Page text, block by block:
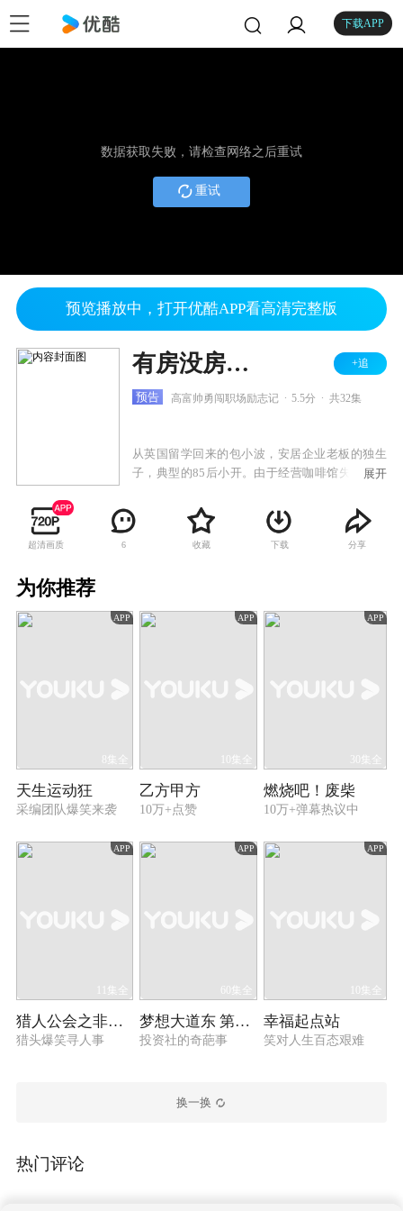
下载APP
数据获取失败，请检查网络之后重试
重试
预览播放中，打开优酷APP看高清完整版
有房没房都很忙 +追
预告 高富帅勇闯职场励志记 5.5分 共32集
从英国留学回来的包小波，安居企业老板的独生
子，典型的85后小开。由于经营咖啡馆失败，包
此发生了一系列的励志故事。
展开
超清画质 6 收藏 下载 分享
为你推荐
APP
8集全
天生运动狂
采编团队爆笑来袭
APP
10集全
乙方甲方
10万+点赞
APP
30集全
燃烧吧！废柴
10万+弹幕热议中
APP
11集全
猎人公会之非你莫属
猎头爆笑寻人事
APP
60集全
梦想大道东 第一季
投资社的奇葩事
APP
10集全
幸福起点站
笑对人生百态艰难
换一换
热门评论